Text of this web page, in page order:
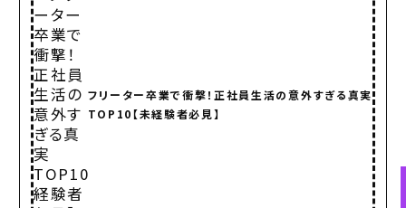
フリーター卒業で衝撃！正社員生活の意外すぎる真実
TOP10【未経験者必見】